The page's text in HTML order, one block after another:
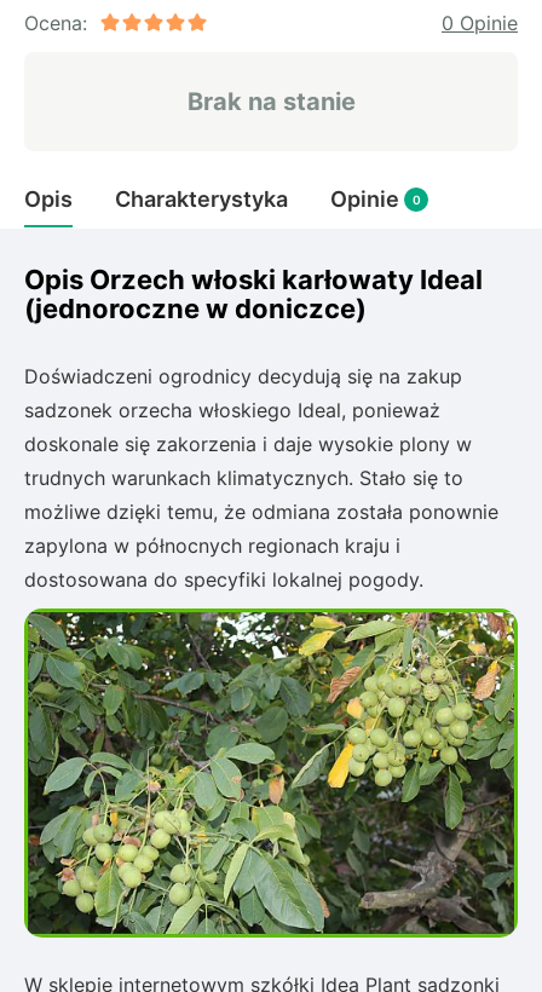
Rudbeckia
Hakonechoa (trawa bambusowa)
Pnącza
Glicynia (wisteria)
Wiciokrzew
Bluszcz
Ewodia (tetradium daniellii)
Ocena:
0 Opinie
Brak na stanie
Opis Charakterystyka Opinie 0
Opis Orzech włoski karłowaty Ideal
(jednoroczne w doniczce)
Doświadczeni ogrodnicy decydują się na zakup
sadzonek orzecha włoskiego Ideal, ponieważ
doskonale się zakorzenia i daje wysokie plony w
trudnych warunkach klimatycznych. Stało się to
możliwe dzięki temu, że odmiana została ponownie
zapylona w północnych regionach kraju i
dostosowana do specyfiki lokalnej pogody.
W sklepie internetowym szkółki Idea Plant sadzonki